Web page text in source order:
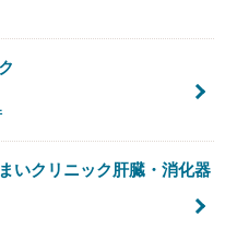
いクリニック肝臓・消化器